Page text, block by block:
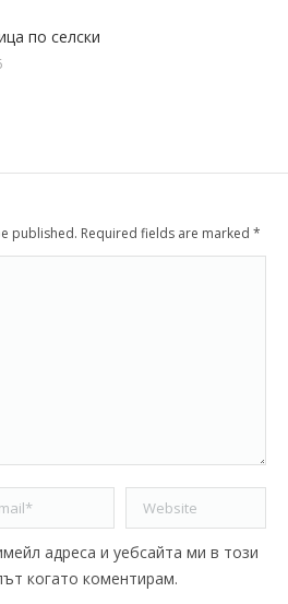
по селски
published. Required fields are marked *
* Website
адреса и уебсайта ми в този
когато коментирам.